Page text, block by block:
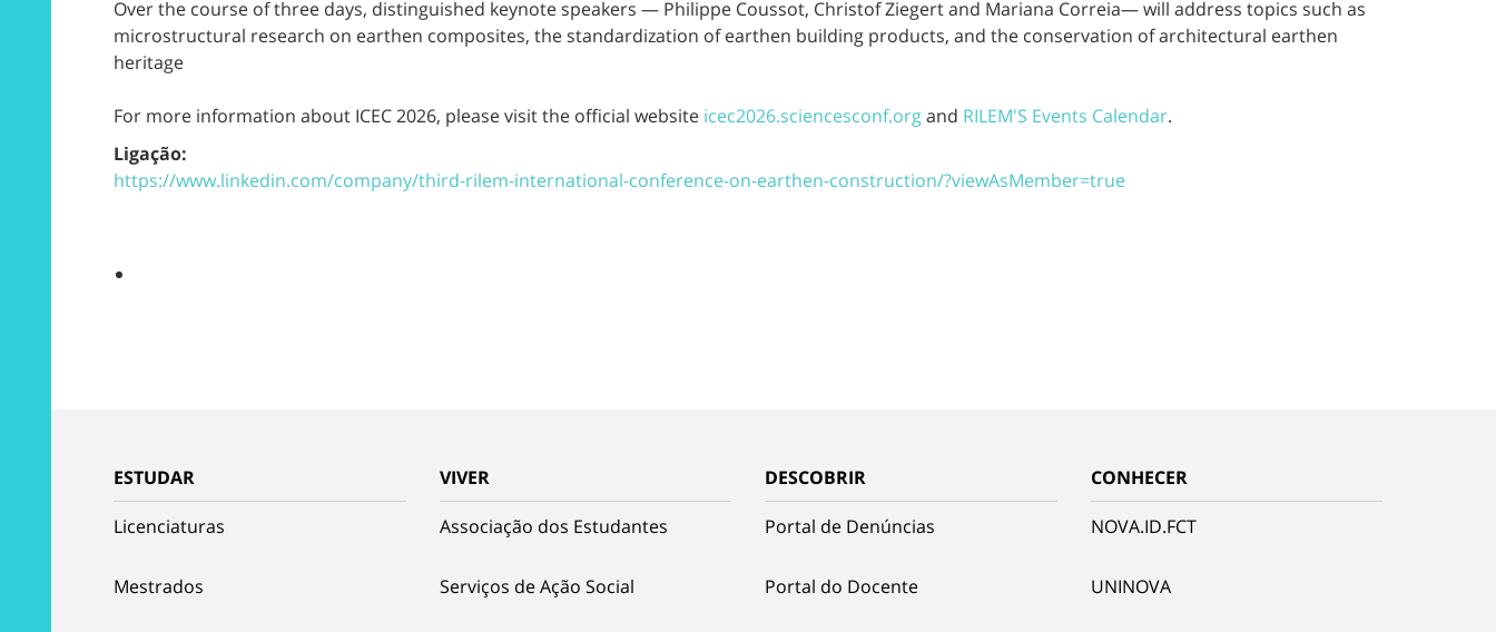
Over the course of three days, distinguished keynote speakers — Philippe Coussot, Christof Ziegert and Mariana Correia— will address topics such as
microstructural research on earthen composites, the standardization of earthen building products, and the conservation of architectural earthen
heritage
For more information about ICEC 2026, please visit the official website icec2026.sciencesconf.organd RILEM'S Events Calendar.
Ligação:
https://www.linkedin.com/company/third-rilem-international-conference-on-earthen-construction/?viewAsMember=true
ESTUDAR
Licenciaturas
Mestrados
VIVER
Associação dos Estudantes
Serviços de Ação Social
DESCOBRIR
Portal de Denúncias
Portal do Docente
CONHECER
NOVA.ID.FCT
UNINOVA